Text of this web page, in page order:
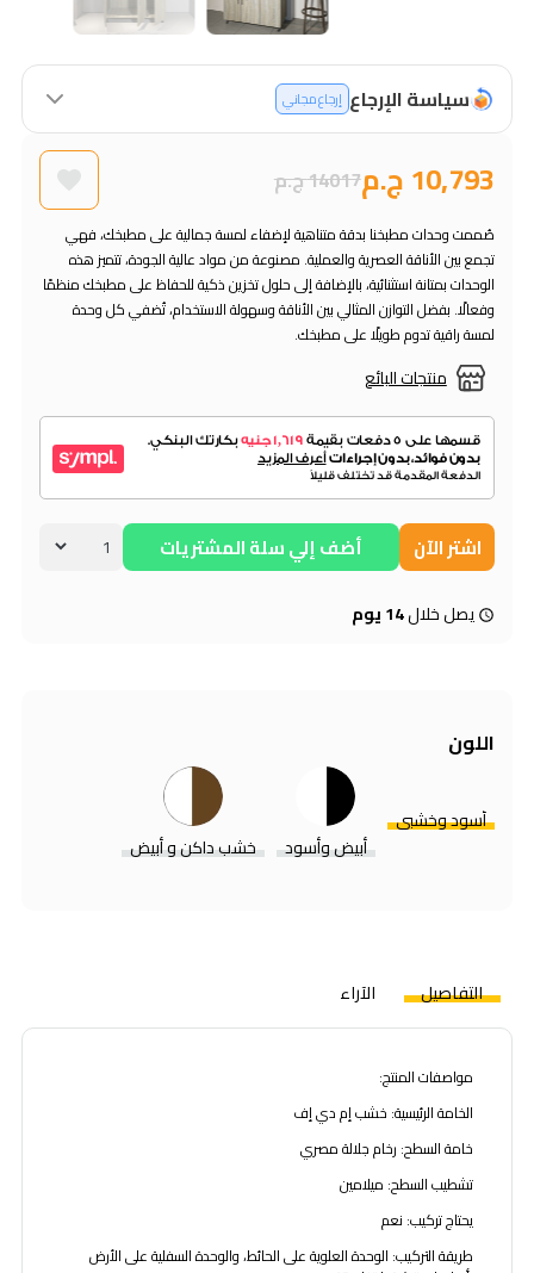
سياسة الإرجاع إرجاع مجاني
10,793 ج.م 14017 ج.م
منتجات البائع
صُممت وحدات مطبخنا بدقة متناهية لإضفاء لمسة جمالية على مطبخك، فهي
تجمع بين الأناقة العصرية والعملية. مصنوعة من مواد عالية الجودة، تتميز هذه
الوحدات بمتانة استثنائية، بالإضافة إلى حلول تخزين ذكية للحفاظ على مطبخك منظمًا
وفعالًا. بفضل التوازن المثالي بين الأناقة وسهولة الاستخدام، تُضفي كل وحدة
لمسة راقية تدوم طويلًا على مطبخك.
اشتر الآن أضف إلي سلة المشتريات
يصل خلال14 يوم
اللون
أسود وخشبي
أبيض وأسود
خشب داكن و أبيض
التفاصيل الآراء
مواصفات المنتج:
الخامة الرئيسية: خشب إم دي إف
خامة السطح: رخام جلالة مصري
تشطيب السطح: ميلامين
يحتاج تركيب: نعم
طريقة التركيب: الوحدة العلوية على الحائط، والوحدة السفلية على الأرض